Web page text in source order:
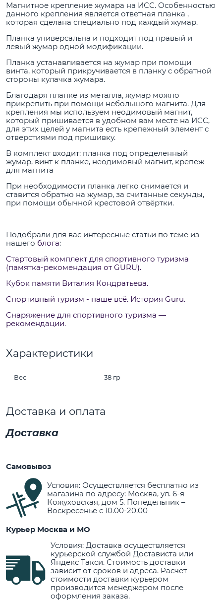
Магнитное крепление жумара на ИСС. Особенностью
данного крепления является ответная планка ,
которая сделана специально под каждый жумар.
Планка универсальна и подходит под правый и
левый жумар одной модификации.
Планка устанавливается на жумар при помощи
винта, который прикручивается в планку с обратной
стороны кулачка жумара.
Благодаря планке из металла, жумар можно
прикрепить при помощи небольшого магнита. Для
крепления мы используем неодимовый магнит,
который пришивается в удобном вам месте на ИСС,
для этих целей у магнита есть крепежный элемент с
отверстиями под пришивку.
В комплект входит: планка под определенный
жумар, винт к планке, неодимовый магнит, крепеж
для магнита
При необходимости планка легко снимается и
ставится обратно на жумар, за считанные секунды,
при помощи обычной крестовой отвёртки.
Подобрали для вас интересные статьи по теме из
нашего блога:
Cтартовый комплект для спортивного туризма
(памятка-рекомендация от GURU).
Кубок памяти Виталия Кондратьева.
Спортивный туризм - наше всё. История Guru.
Снаряжение для спортивного туризма —
рекомендации.
Характеристики
Вес 38 гр
Доставка и оплата
Доставка
Самовывоз
Условия: Осуществляется бесплатно из
магазина по адресу: Москва, ул. 6-я
Кожуховская, дом 5. Понедельник –
Воскресенье с 10.00-20.00
Курьер Москва и МО
Условия: Доставка осуществляется
курьерской службой Достависта или
Яндекс Такси. Стоимость доставки
зависит от сроков и адреса. Расчет
стоимости доставки курьером
производится менеджером после
оформления заказа.